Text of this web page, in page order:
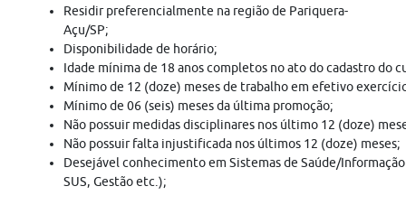
Residir preferencialmente na região de Pariquera-
Açu/SP;
Disponibilidade de horário;
Idade mínima de 18 anos completos no ato do cadastro do
Mínimo de 12 (doze) meses de trabalho em efetivo
Mínimo de 06 (seis) meses da última promoção;
Não possuir medidas disciplinares nos último 12 (doze)
Não possuir falta injustificada nos últimos 12 (doze) meses;
Desejável conhecimento em Sistemas de Saúde/
SUS, Gestão etc.);